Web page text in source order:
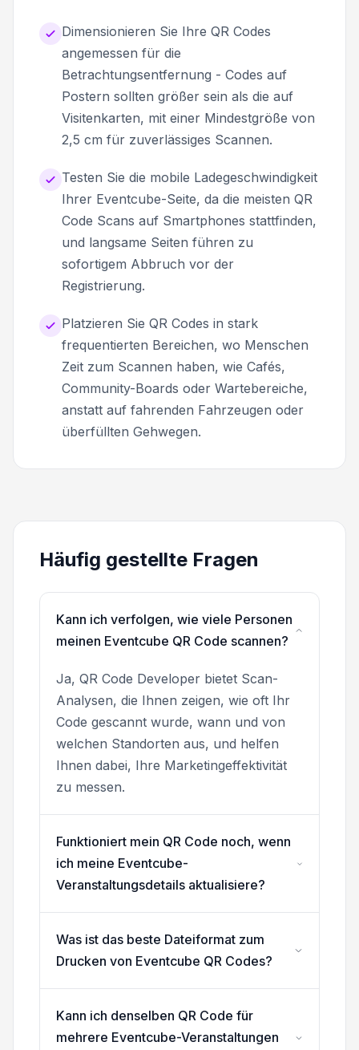
Dimensionieren Sie Ihre QR Codes
angemessen für die
Betrachtungsentfernung - Codes auf
Postern sollten größer sein als die auf
Visitenkarten, mit einer Mindestgröße von
2,5 cm für zuverlässiges Scannen.
Testen Sie die mobile Ladegeschwindigkeit
Ihrer Eventcube-Seite, da die meisten QR
Code Scans auf Smartphones stattfinden,
und langsame Seiten führen zu
sofortigem Abbruch vor der
Registrierung.
Platzieren Sie QR Codes in stark
frequentierten Bereichen, wo Menschen
Zeit zum Scannen haben, wie Cafés,
Community-Boards oder Wartebereiche,
anstatt auf fahrenden Fahrzeugen oder
überfüllten Gehwegen.
Häufig gestellte Fragen
Kann ich verfolgen, wie viele Personen
meinen Eventcube QR Code scannen?
Ja, QR Code Developer bietet Scan-
Analysen, die Ihnen zeigen, wie oft Ihr
Code gescannt wurde, wann und von
welchen Standorten aus, und helfen
Ihnen dabei, Ihre Marketingeffektivität
zu messen.
Funktioniert mein QR Code noch, wenn
ich meine Eventcube-
Veranstaltungsdetails aktualisiere?
Was ist das beste Dateiformat zum
Drucken von Eventcube QR Codes?
Kann ich denselben QR Code für
mehrere Eventcube-Veranstaltungen